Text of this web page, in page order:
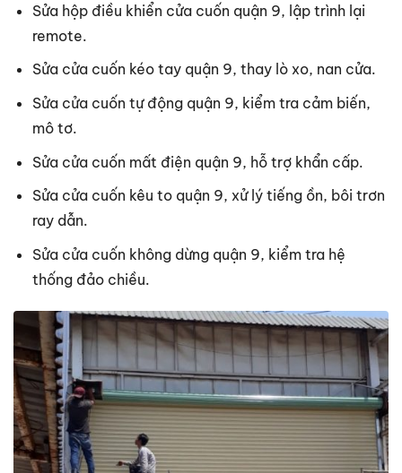
Sửa hộp điều khiển cửa cuốn quận 9, lập trình lại
remote.
Sửa cửa cuốn kéo tay quận 9, thay lò xo, nan cửa.
Sửa cửa cuốn tự động quận 9, kiểm tra cảm biến,
mô tơ.
Sửa cửa cuốn mất điện quận 9, hỗ trợ khẩn cấp.
Sửa cửa cuốn kêu to quận 9, xử lý tiếng ồn, bôi trơn
ray dẫn.
Sửa cửa cuốn không dừng quận 9, kiểm tra hệ
thống đảo chiều.